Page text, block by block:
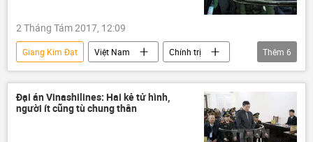
2 Tháng Tám 2017, 12:09
Giang Kim Đạt Việt Nam
Chính trị
Trịnh Xuân Thanh
Dương Chí Dũng
Vinashinelines
PVC
tham nhũng
truy nã
Thêm 6
Đại án Vinashilines: Hai kẻ tử hình,
người ít cũng tù chung thân